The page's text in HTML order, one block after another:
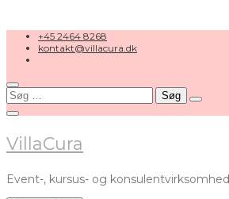
content
+45 2464 8268
kontakt@villacura.dk
Søg
efter:
VillaCura
Event-, kursus- og konsulentvirksomhed